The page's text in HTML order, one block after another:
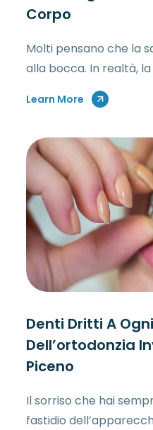
Corpo
Molti pensano che la
alla bocca. In realtà,
Learn More
Denti Dritti A
Dell’ortodonzia
Piceno
Il sorriso che hai
fastidio